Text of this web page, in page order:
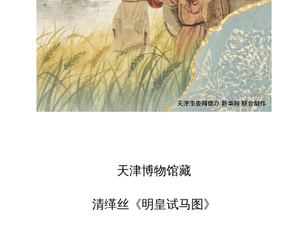
天津博物馆藏
清缂丝《明皇试马图》